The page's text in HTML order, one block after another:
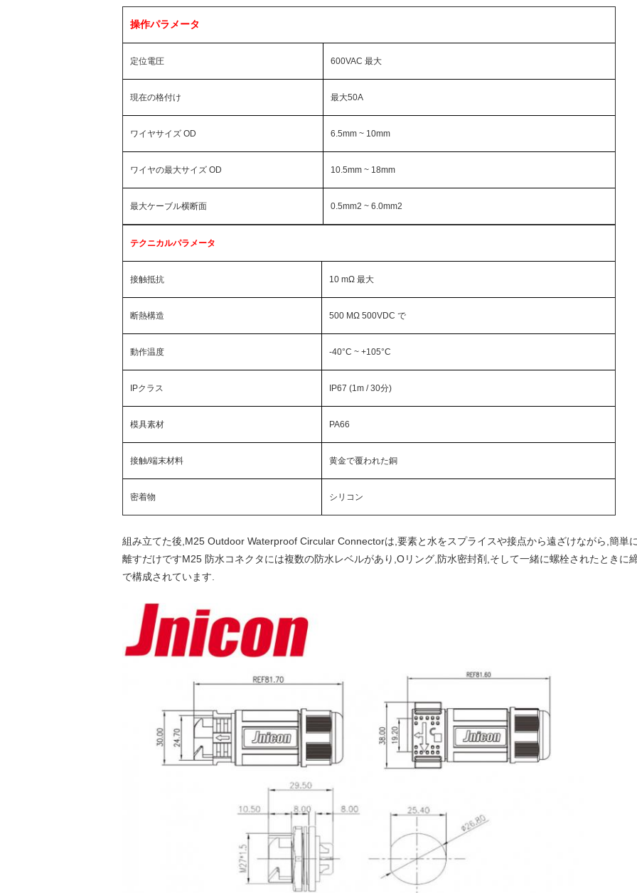
操作パラメータ
定位電圧 600VAC 最大
現在の格付け 最大50A
ワイヤサイズ OD 6.5mm ~ 10mm
ワイヤの最大サイズ OD 10.5mm ~ 18mm
最大ケーブル横断面 0.5mm2 ~ 6.0mm2
テクニカルパラメータ
接触抵抗 10 mΩ 最大
断熱構造 500 MΩ 500VDC で
動作温度 -40°C ~ +105°C
IPクラス IP67 (1m / 30分)
模具素材 PA66
接触/端末材料 黄金で覆われた銅
密着物 シリコン
組み立てた後,M25 Outdoor Waterproof Circular Connectorは,要素と水をスプライスや接点から遠ざけながら,簡単
離すだけですM25 防水コネクタには複数の防水レベルがあり,Oリング,防水密封剤,そして一緒に螺栓されたときに
で構成されています.